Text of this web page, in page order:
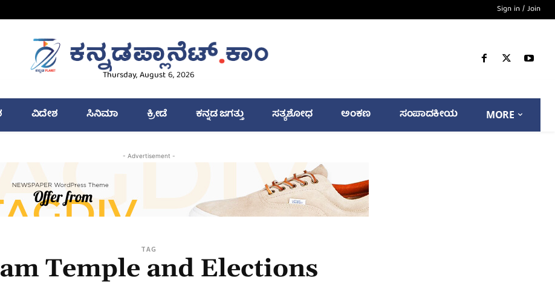
Sign in / Join
Thursday, August 6, 2026
ವಿದೇಶ ಸಿನಿಮಾ ಕ್ರೀಡೆ ಕನ್ನಡ ಜಗತ್ತು ಸತ್ಯಶೋಧ ಅಂಕಣ ಸಂಪಾದಕೀಯ MORE
- Advertisement -
TAG
Temple and Elections